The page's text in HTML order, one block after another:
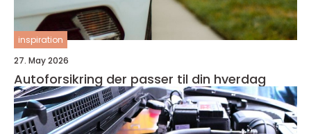
inspiration
27. May 2026
Autoforsikring der passer til din hverdag